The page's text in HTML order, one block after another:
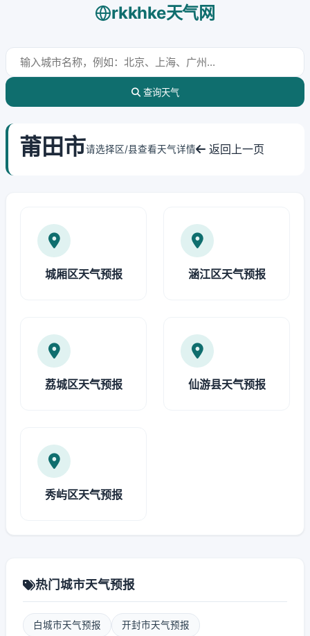
rkkhke天气网
查询天气
莆田市请选择区/县查看天气详情 返回上一页
城厢区天气预报 涵江区天气预报
荔城区天气预报 仙游县天气预报
秀屿区天气预报
热门城市天气预报
白城市天气预报 开封市天气预报